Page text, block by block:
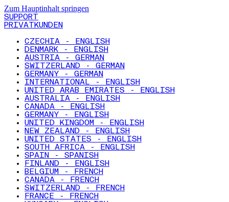
Zum Hauptinhalt springen
SUPPORT
PRIVATKUNDEN
CZECHIA - ENGLISH
DENMARK - ENGLISH
AUSTRIA - GERMAN
SWITZERLAND - GERMAN
GERMANY - GERMAN
INTERNATIONAL - ENGLISH
UNITED ARAB EMIRATES - ENGLISH
AUSTRALIA - ENGLISH
CANADA - ENGLISH
GERMANY - ENGLISH
UNITED KINGDOM - ENGLISH
NEW ZEALAND - ENGLISH
UNITED STATES - ENGLISH
SOUTH AFRICA - ENGLISH
SPAIN - SPANISH
FINLAND - ENGLISH
BELGIUM - FRENCH
CANADA - FRENCH
SWITZERLAND - FRENCH
FRANCE - FRENCH